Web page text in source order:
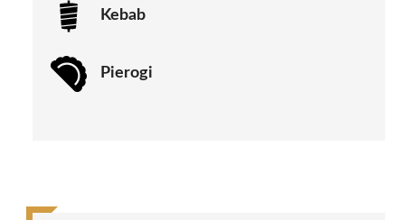
Kebab
Pierogi